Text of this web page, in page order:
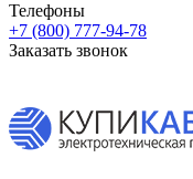
Телефоны
+7 (800) 777-94-78
Заказать звонок